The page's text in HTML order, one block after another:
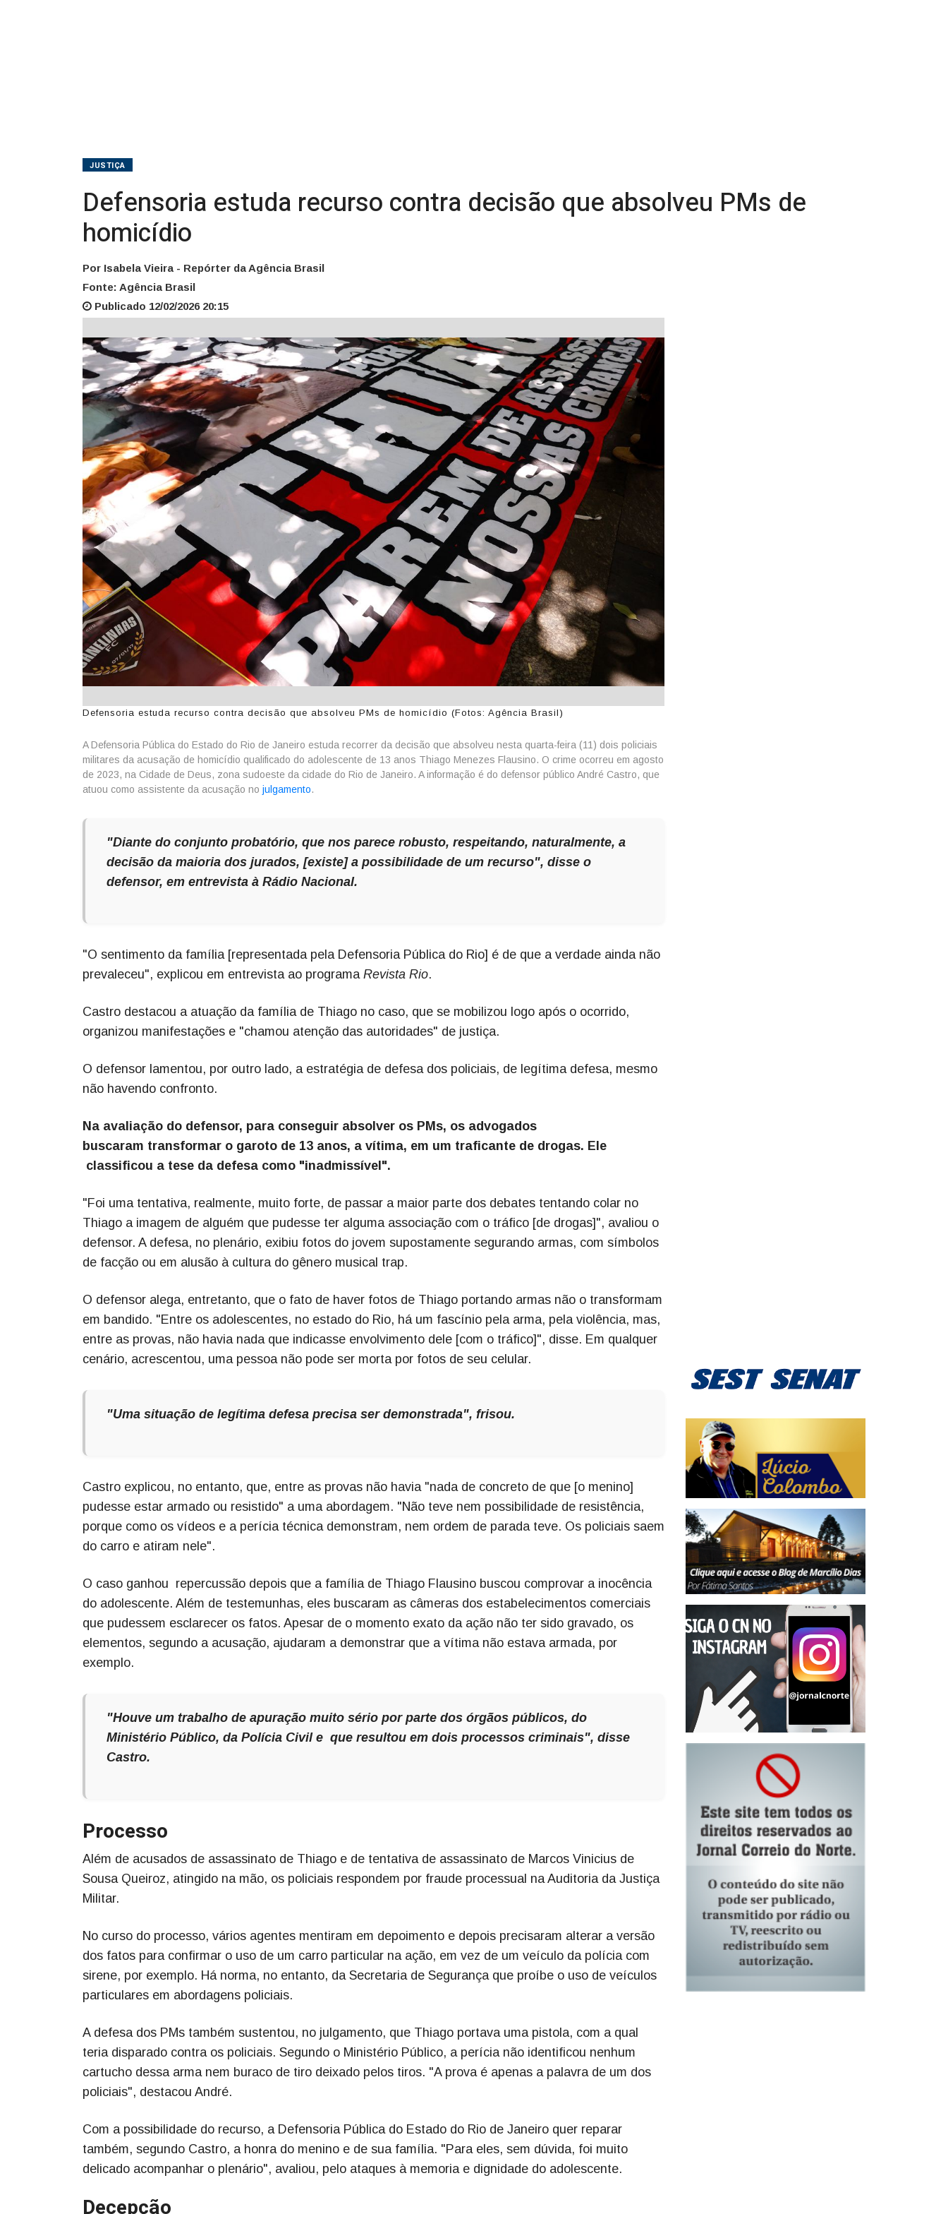
JUSTIÇA
Defensoria estuda recurso contra decisão que absolveu PMs de
homicídio
Por Isabela Vieira - Repórter da Agência Brasil
Fonte: Agência Brasil
Publicado 12/02/2026 20:15
Defensoria estuda recurso contra decisão que absolveu PMs de homicídio (Fotos: Agência Brasil)
A Defensoria Pública do Estado do Rio de Janeiro estuda recorrer da decisão que absolveu nesta quarta-feira (11) dois policiais
militares da acusação de homicídio qualificado do adolescente de 13 anos Thiago Menezes Flausino. O crime ocorreu em agosto
de 2023, na Cidade de Deus, zona sudoeste da cidade do Rio de Janeiro. A informação é do defensor público André Castro, que
atuou como assistente da acusação no julgamento.
"Diante do conjunto probatório, que nos parece robusto, respeitando, naturalmente, a
decisão da maioria dos jurados, [existe] a possibilidade de um recurso", disse o
defensor, em entrevista à Rádio Nacional.
"O sentimento da família [representada pela Defensoria Pública do Rio] é de que a verdade ainda não
prevaleceu", explicou em entrevista ao programa Revista Rio.
Castro destacou a atuação da família de Thiago no caso, que se mobilizou logo após o ocorrido,
organizou manifestações e "chamou atenção das autoridades" de justiça.
O defensor lamentou, por outro lado, a estratégia de defesa dos policiais, de legítima defesa, mesmo
não havendo confronto.
Na avaliação do defensor, para conseguir absolver os PMs, os advogados
buscaram transformar o garoto de 13 anos, a vítima, em um traficante de drogas. Ele
classificou a tese da defesa como "inadmissível".
"Foi uma tentativa, realmente, muito forte, de passar a maior parte dos debates tentando colar no
Thiago a imagem de alguém que pudesse ter alguma associação com o tráfico [de drogas]", avaliou o
defensor. A defesa, no plenário, exibiu fotos do jovem supostamente segurando armas, com símbolos
de facção ou em alusão à cultura do gênero musical trap.
O defensor alega, entretanto, que o fato de haver fotos de Thiago portando armas não o transformam
em bandido. "Entre os adolescentes, no estado do Rio, há um fascínio pela arma, pela violência, mas,
entre as provas, não havia nada que indicasse envolvimento dele [com o tráfico]", disse. Em qualquer
cenário, acrescentou, uma pessoa não pode ser morta por fotos de seu celular.
"Uma situação de legítima defesa precisa ser demonstrada", frisou.
Castro explicou, no entanto, que, entre as provas não havia "nada de concreto de que [o menino]
pudesse estar armado ou resistido" a uma abordagem. "Não teve nem possibilidade de resistência,
porque como os vídeos e a perícia técnica demonstram, nem ordem de parada teve. Os policiais saem
do carro e atiram nele".
O caso ganhou repercussão depois que a família de Thiago Flausino buscou comprovar a inocência
do adolescente. Além de testemunhas, eles buscaram as câmeras dos estabelecimentos comerciais
que pudessem esclarecer os fatos. Apesar de o momento exato da ação não ter sido gravado, os
elementos, segundo a acusação, ajudaram a demonstrar que a vítima não estava armada, por
exemplo.
"Houve um trabalho de apuração muito sério por parte dos órgãos públicos, do
Ministério Público, da Polícia Civil e que resultou em dois processos criminais", disse
Castro.
Processo
Além de acusados de assassinato de Thiago e de tentativa de assassinato de Marcos Vinicius de
Sousa Queiroz, atingido na mão, os policiais respondem por fraude processual na Auditoria da Justiça
Militar.
No curso do processo, vários agentes mentiram em depoimento e depois precisaram alterar a versão
dos fatos para confirmar o uso de um carro particular na ação, em vez de um veículo da polícia com
sirene, por exemplo. Há norma, no entanto, da Secretaria de Segurança que proíbe o uso de veículos
particulares em abordagens policiais.
A defesa dos PMs também sustentou, no julgamento, que Thiago portava uma pistola, com a qual
teria disparado contra os policiais. Segundo o Ministério Público, a perícia não identificou nenhum
cartucho dessa arma nem buraco de tiro deixado pelos tiros. "A prova é apenas a palavra de um dos
policiais", destacou André.
Com a possibilidade do recurso, a Defensoria Pública do Estado do Rio de Janeiro quer reparar
também, segundo Castro, a honra do menino e de sua família. "Para eles, sem dúvida, foi muito
delicado acompanhar o plenário", avaliou, pelo ataques à memoria e dignidade do adolescente.
Decepção